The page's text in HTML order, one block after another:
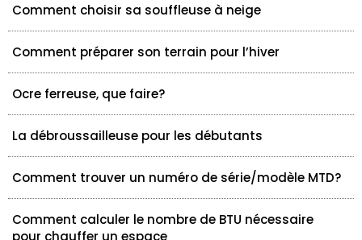
Comment choisir sa souffleuse à neige
Comment préparer son terrain pour l’hiver
Ocre ferreuse, que faire?
La débroussailleuse pour les débutants
Comment trouver un numéro de série/modèle MTD?
Comment calculer le nombre de BTU nécessaire
pour chauffer un espace